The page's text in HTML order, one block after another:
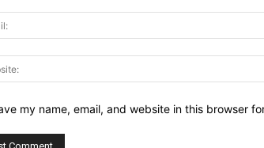
my name, email, and website in this browser